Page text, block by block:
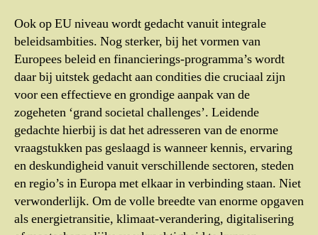
Ook op EU niveau wordt gedacht vanuit integrale
beleidsambities. Nog sterker, bij het vormen van
Europees beleid en financierings-programma’s wordt
daar bij uitstek gedacht aan condities die cruciaal zijn
voor een effectieve en grondige aanpak van de
zogeheten ‘grand societal challenges’. Leidende
gedachte hierbij is dat het adresseren van de enorme
vraagstukken pas geslaagd is wanneer kennis, ervaring
en deskundigheid vanuit verschillende sectoren, steden
en regio’s in Europa met elkaar in verbinding staan. Niet
verwonderlijk. Om de volle breedte van enorme opgaven
als energietransitie, klimaat-verandering, digitalisering